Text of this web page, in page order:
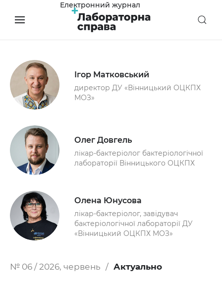
Електронний журнал
Ігор Матковський
директор ДУ «Вінницький ОЦКПХ
МОЗ»
Олег Довгель
лікар-бактеріолог бактеріологічної
лабораторії Вінницького ОЦКПХ
Олена Юнусова
лікар-бактеріолог, завідувач
бактеріологічної лабораторії ДУ
«Вінницький ОЦКПХ МОЗ»
№ 06 / 2026, червень Актуально